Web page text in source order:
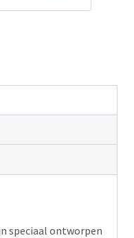
speciaal ontworpen